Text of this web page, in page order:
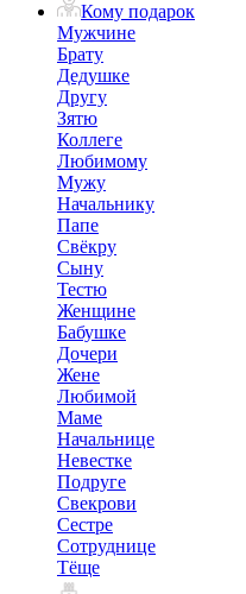
Кому подарок
Мужчине
Брату
Дедушке
Другу
Зятю
Коллеге
Любимому
Мужу
Начальнику
Папе
Свёкру
Сыну
Тестю
Женщине
Бабушке
Дочери
Жене
Любимой
Маме
Начальнице
Невестке
Подруге
Свекрови
Сестре
Сотруднице
Тёще